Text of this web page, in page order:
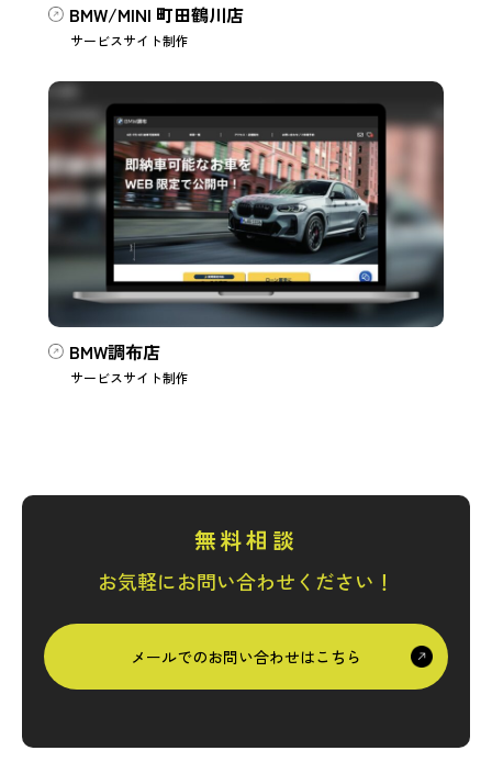
BMW/MINI 町田鶴川店
サービスサイト制作
BMW調布店
サービスサイト制作
無料相談
お気軽にお問い合わせください！
メールでのお問い合わせはこちら